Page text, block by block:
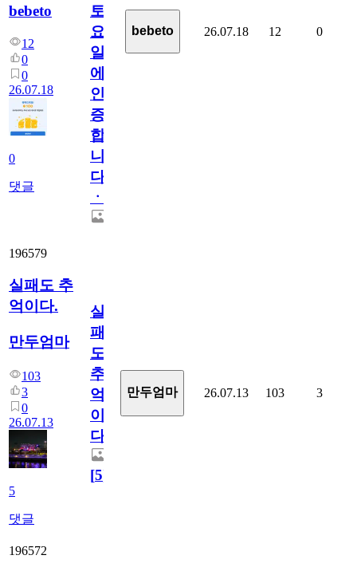
bebeto
12
0
0
26.07.18
0
댓글
토
요
일
에
인
증
합
니
다
ㆍ
bebeto 26.07.18 12 0
196579
실패도 추
억이다.
만두엄마
103
3
0
26.07.13
5
댓글
실
패
도
추
억
이
다.
[5]
만두엄마 26.07.13 103 3
196572